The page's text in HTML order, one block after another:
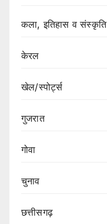
कला, इतिहास व संस्कृति
केरल
खेल/स्पोर्ट्स
गुजरात
गोवा
चुनाव
छत्तीसगढ़